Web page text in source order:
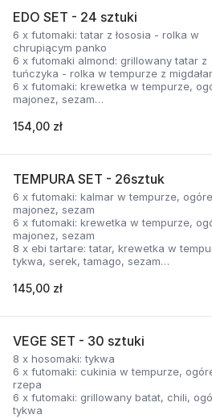
EDO SET - 24 sztuki
6 x futomaki: tatar z łososia - rolka w
chrupiącym panko
6 x futomaki almond: grillowany tatar z
tuńczyka - rolka w tempurze z
6 x futomaki: krewetka w tempurze,
majonez, sezam
154,00 zł
TEMPURA SET - 26sztuk
6 x futomaki: kalmar w tempurze,
majonez, sezam
6 x futomaki: krewetka w tempurze,
majonez, sezam
8 x ebi tartare: tatar, krewetka w
tykwa, serek, tamago, sezam
avocado – rolka w kokosowej tempurze
145,00 zł
VEGE SET - 30 sztuki
8 x hosomaki: tykwa
6 x futomaki: cukinia w tempurze,
rzepa
6 x futomaki: grillowany batat, chili,
tykwa